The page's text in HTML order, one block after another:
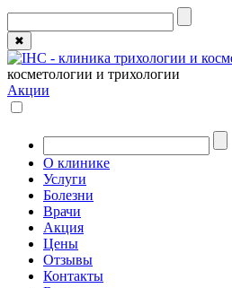
✖
косметологии и трихологии
Акции
О клинике
Услуги
Болезни
Врачи
Акция
Цены
Отзывы
Контакты